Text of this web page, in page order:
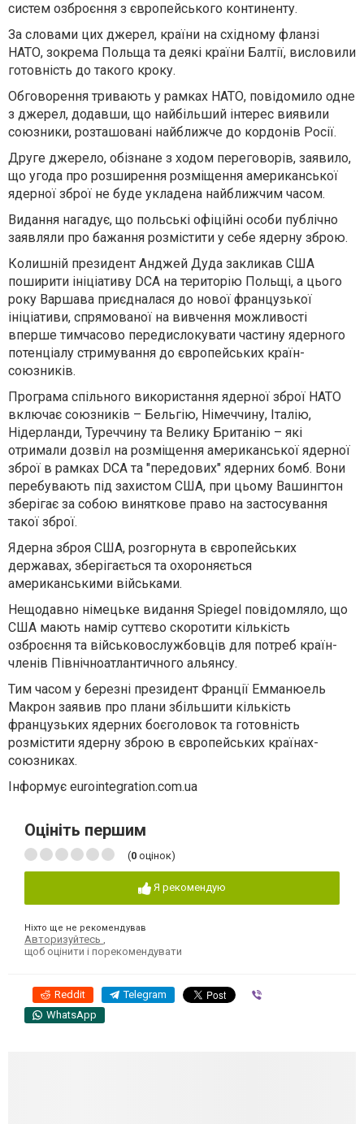
систем озброєння з європейського континенту.
За словами цих джерел, країни на східному фланзі
НАТО, зокрема Польща та деякі країни Балтії, висловили
готовність до такого кроку.
Обговорення тривають у рамках НАТО, повідомило одне
з джерел, додавши, що найбільший інтерес виявили
союзники, розташовані найближче до кордонів Росії.
Друге джерело, обізнане з ходом переговорів, заявило,
що угода про розширення розміщення американської
ядерної зброї не буде укладена найближчим часом.
Видання нагадує, що польські офіційні особи публічно
заявляли про бажання розмістити у себе ядерну зброю.
Колишній президент Анджей Дуда закликав США
поширити ініціативу DCA на територію Польщі, а цього
року Варшава приєдналася до нової французької
ініціативи, спрямованої на вивчення можливості
вперше тимчасово передислокувати частину ядерного
потенціалу стримування до європейських країн-
союзників.
Програма спільного використання ядерної зброї НАТО
включає союзників – Бельгію, Німеччину, Італію,
Нідерланди, Туреччину та Велику Британію – які
отримали дозвіл на розміщення американської ядерної
зброї в рамках DCA та "передових" ядерних бомб. Вони
перебувають під захистом США, при цьому Вашингтон
зберігає за собою виняткове право на застосування
такої зброї.
Ядерна зброя США, розгорнута в європейських
державах, зберігається та охороняється
американськими військами.
Нещодавно німецьке видання Spiegel повідомляло, що
США мають намір суттєво скоротити кількість
озброєння та військовослужбовців для потреб країн-
членів Північноатлантичного альянсу.
Тим часом у березні президент Франції Емманюель
Макрон заявив про плани збільшити кількість
французьких ядерних боєголовок та готовність
розмістити ядерну зброю в європейських країнах-
союзниках.
Інформує eurointegration.com.ua
Оцініть першим
(0 оцінок)
Я рекомендую
Ніхто ще не рекомендував
Авторизуйтесь ,
щоб оцінити і порекомендувати
Reddit Telegram
WhatsApp